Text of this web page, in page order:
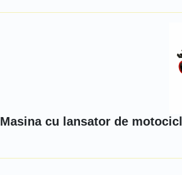
Masina cu lansator de